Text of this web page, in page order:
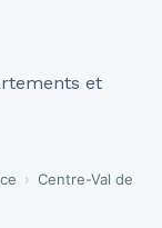
et
› Centre-Val de